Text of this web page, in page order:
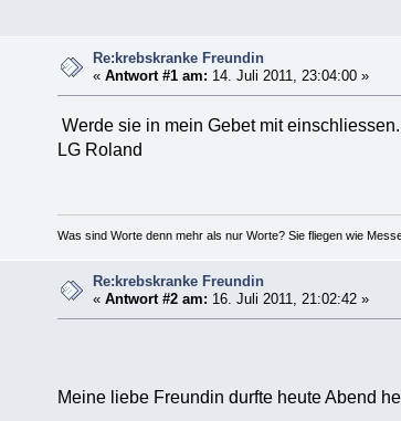
Re:krebskranke Freundin
«Antwort #1 am: 14. Juli 2011, 23:04:00 »
Werde sie in mein Gebet mit einschliessen.
LG Roland
Was sind Worte denn mehr als nur Worte? Sie fliegen wie
Re:krebskranke Freundin
«Antwort #2 am: 16. Juli 2011, 21:02:42 »
Meine liebe Freundin durfte heute Abend